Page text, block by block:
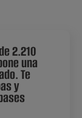
2.210
una
Te
y